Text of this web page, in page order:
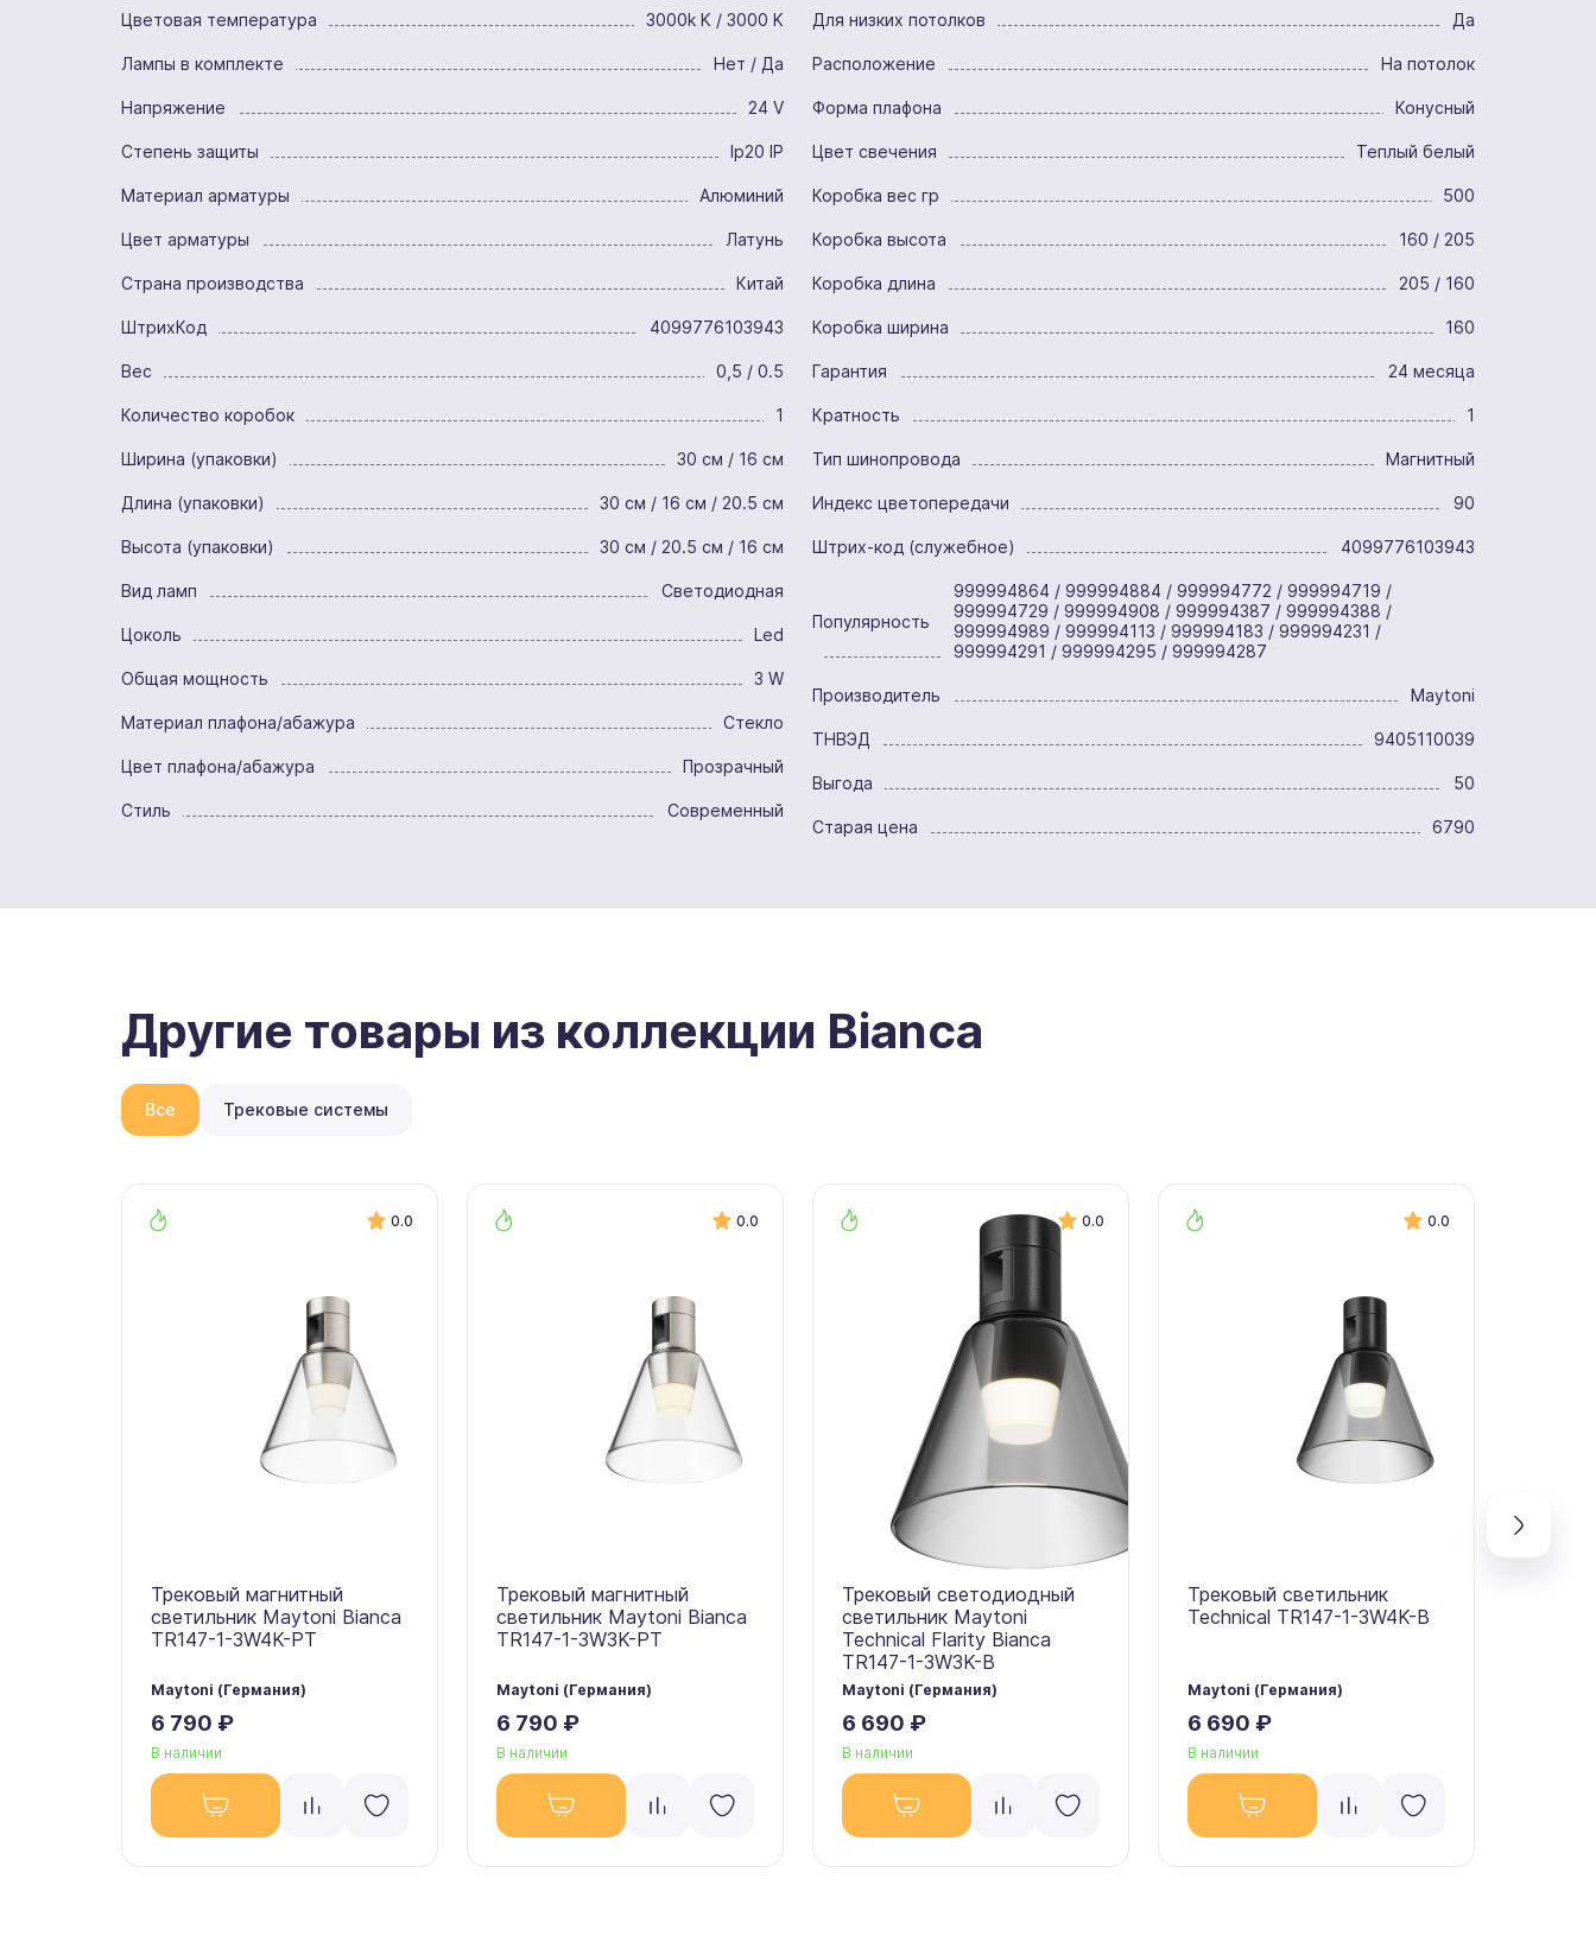
Цветовая температура 3000k K / 3000 K
Лампы в комплекте Нет / Да
Напряжение 24 V
Степень защиты Ip20 IP
Материал арматуры Алюминий
Цвет арматуры Латунь
Страна производства Китай
ШтрихКод 4099776103943
Вес 0,5 / 0.5
Количество коробок 1
Ширина (упаковки) 30 см / 16 см
Длина (упаковки) 30 см / 16 см / 20.5 см
Высота (упаковки) 30 см / 20.5 см / 16 см
Вид ламп Светодиодная
Цоколь Led
Общая мощность 3 W
Материал плафона/абажура Стекло
Цвет плафона/абажура Прозрачный
Стиль Современный
Для низких потолков Да
Расположение На потолок
Форма плафона Конусный
Цвет свечения Теплый белый
Коробка вес гр 500
Коробка высота 160 / 205
Коробка длина 205 / 160
Коробка ширина 160
Гарантия 24 месяца
Кратность 1
Тип шинопровода Магнитный
Индекс цветопередачи 90
Штрих-код (служебное) 4099776103943
Популярность
999994864 / 999994884 / 999994772 / 999994719 /
999994729 / 999994908 / 999994387 / 999994388 /
999994989 / 999994113 / 999994183 / 999994231 /
999994291 / 999994295 / 999994287
Производитель Maytoni
ТНВЭД 9405110039
Выгода 50
Старая цена 6790
Другие товары из коллекции Bianca
Все Трековые системы
0.0
Трековый магнитный
светильник Maytoni Bianca
TR147-1-3W4K-PT
Maytoni (Германия)
6 790 ₽
В наличии
0.0
Трековый магнитный
светильник Maytoni Bianca
TR147-1-3W3K-PT
Maytoni (Германия)
6 790 ₽
В наличии
0.0
Трековый светодиодный
светильник Maytoni
Technical Flarity Bianca
TR147-1-3W3K-B
Maytoni (Германия)
6 690 ₽
В наличии
0.0
Трековый светильник
Technical TR147-1-3W4K-B
Maytoni (Германия)
6 690 ₽
В наличии